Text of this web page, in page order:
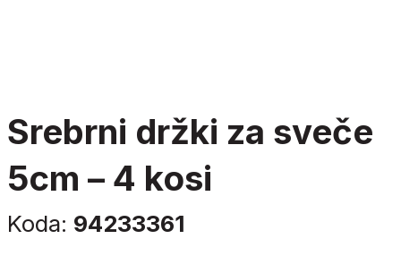
srebrni držki za sveče
5cm – 4 kosi
Koda: 94233361